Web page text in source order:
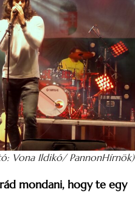
Vona Ildikó/ PannonHírnök)
mondani, hogy te egy